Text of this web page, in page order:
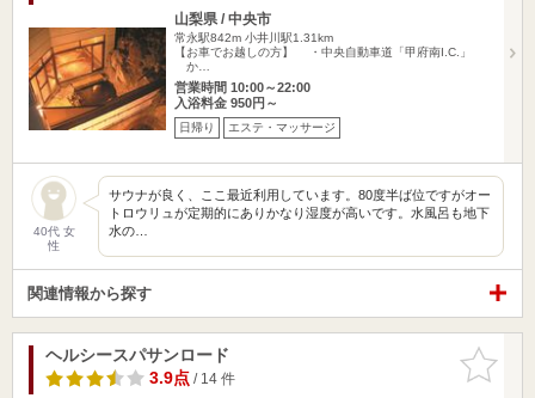
山梨県 / 中央市
常永駅842m 小井川駅1.31km
【お車でお越しの方】 ・中央自動車道「甲府南I.C.」
か…
営業時間 10:00～22:00
入浴料金 950円～
日帰り エステ・マッサージ
40代 女
性
サウナが良く、ここ最近利用しています。80度半ば位ですがオー
トロウリュが定期的にありかなり湿度が高いです。水風呂も地下
水の…
関連情報から探す
お気に入
りに追加
ヘルシースパサンロード
3.9点/ 14 件